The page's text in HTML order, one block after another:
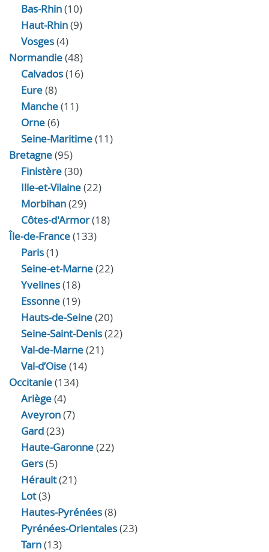
Bas-Rhin(10)
Haut-Rhin(9)
Vosges(4)
Normandie(48)
Calvados(16)
Eure(8)
Manche(11)
Orne(6)
Seine-Maritime(11)
Bretagne(95)
Finistère(30)
Ille-et-Vilaine(22)
Morbihan(29)
Côtes-d'Armor(18)
Île-de-France(133)
Paris(1)
Seine-et-Marne(22)
Yvelines(18)
Essonne(19)
Hauts-de-Seine(20)
Seine-Saint-Denis(22)
Val-de-Marne(21)
Val-d’Oise(14)
Occitanie(134)
Ariège(4)
Aveyron(7)
Gard(23)
Haute-Garonne(22)
Gers(5)
Hérault(21)
Lot(3)
Hautes-Pyrénées(8)
Pyrénées-Orientales(23)
Tarn(13)